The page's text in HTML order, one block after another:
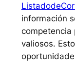
información
competencia
valiosos.